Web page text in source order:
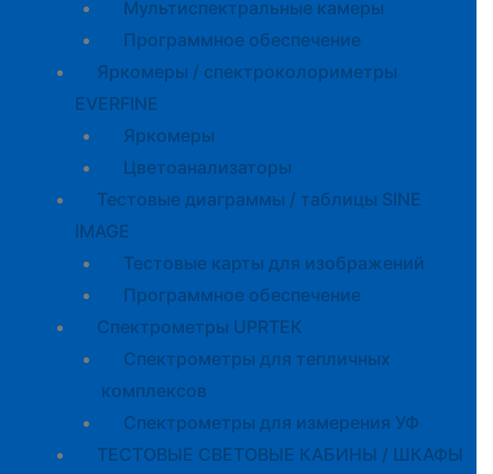
Мультиспектральные камеры
Программное обеспечение
Яркомеры / спектроколориметры
EVERFINE
Яркомеры
Цветоанализаторы
Тестовые диаграммы / таблицы SINE
IMAGE
Тестовые карты для изображений
Программное обеспечение
Спектрометры UPRTEK
Спектрометры для тепличных
комплексов
Спектрометры для измерения УФ
ТЕСТОВЫЕ СВЕТОВЫЕ КАБИНЫ / ШКАФЫ